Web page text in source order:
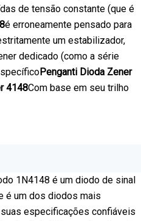
de tensão constante (que é
é erroneamente pensado para
um estabilizador,
dedicado (como a série
Penganti Dioda Zener
4148Com base em seu trilho
1N4148 é um diodo de sinal
é um dos diodos mais
especificações confiáveis